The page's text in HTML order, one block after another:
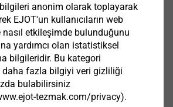
MOLA maşası
anonim olarak toplayarak
EJOT'un kullanıcıların web
nasıl etkileşimde bulunduğunu
yardımcı olan istatistiksel
bilgileridir. Bu kategori
daha fazla bilgiyi veri gizliliği
bulabilirsiniz
tezmak.com/privacy).